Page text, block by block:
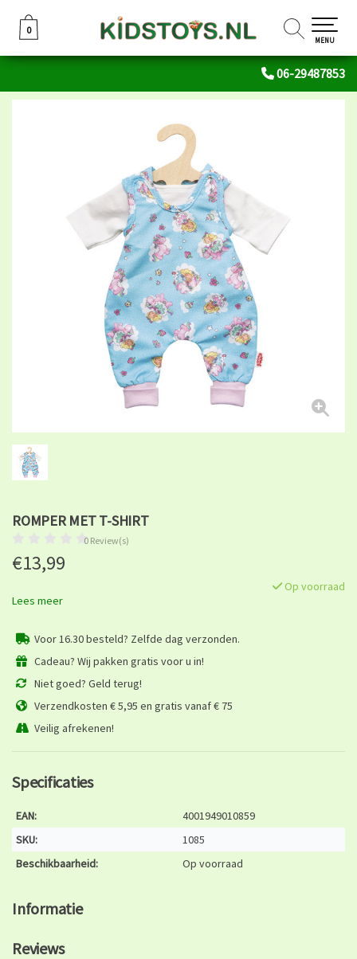
06-29487853
0
0
MENU
ROMPER MET T-SHIRT
0 Review(s)
€13,99
Op voorraad
Lees meer
Voor 16.30 besteld? Zelfde dag verzonden.
Cadeau? Wij pakken gratis voor u in!
Niet goed? Geld terug!
Verzendkosten € 5,95 en gratis vanaf € 75
Veilig afrekenen!
Specificaties
EAN:
4001949010859
SKU:
1085
Beschikbaarheid:
Op voorraad
Informatie
Reviews